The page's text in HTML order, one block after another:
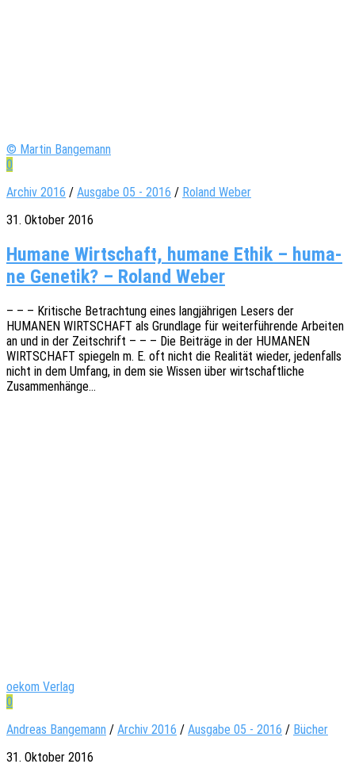
© Martin Bangemann
0
Archiv 2016 / Ausgabe 05 - 2016 / Roland Weber
31. Oktober 2016
Huma­ne Wirt­schaft, huma­ne Ethik – huma­
ne Gene­tik? – Roland Weber
– – – Kriti­sche Betrach­tung eines lang­jäh­ri­gen Lesers der
HUMANEN WIRTSCHAFT als Grund­la­ge für weiter­füh­ren­de Arbei­ten
an und in der Zeit­schrift – – – Die Beiträ­ge in der HUMANEN
WIRTSCHAFT spie­geln m. E. oft nicht die Reali­tät wieder, jeden­falls
nicht in dem Umfang, in dem sie Wissen über wirt­schaft­li­che
Zusammenhänge…
oekom Verlag
0
Andreas Bangemann / Archiv 2016 / Ausgabe 05 - 2016 / Bücher
31. Oktober 2016